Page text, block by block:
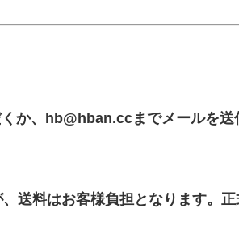
か、hb@hban.ccまでメールを送
送料はお客様負担となります。